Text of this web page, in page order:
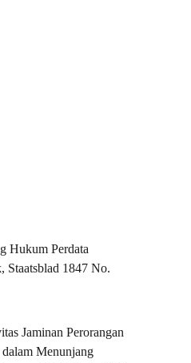
Hukum Perdata
Staatsblad 1847 No.
Jaminan Perorangan
dalam Menunjang